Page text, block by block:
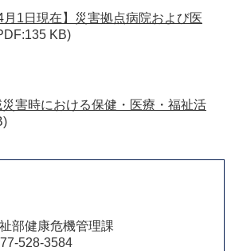
月1日現在】災害拠点病院および医
KB)
害時における保健・医療・福祉活
部健康危機管理課
528-3584